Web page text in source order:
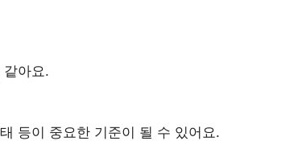
아요.
등이 중요한 기준이 될 수 있어요.